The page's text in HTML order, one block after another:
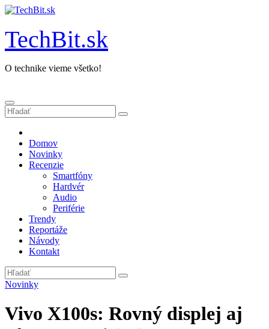
Prejsť
obsah
TechBit.sk
O technike vieme všetko!
Domov
Novinky
Recenzie
Smartfóny
Hardvér
Audio
Periférie
Trendy
Reportáže
Návody
Kontakt
Novinky
Vivo X100s: Rovný displej aj